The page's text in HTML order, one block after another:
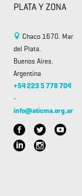
PLATA Y ZONA
Chaco 1670. Mar
del Plata.
Buenos Aires.
Argentina
+54 223 5 778 704
-
info@aticma.org.ar